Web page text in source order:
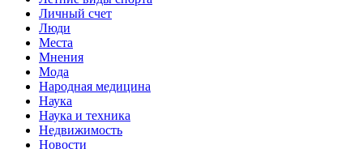
Личный счет
Люди
Места
Мнения
Мода
Народная медицина
Наука
Наука и техника
Недвижимость
Новости